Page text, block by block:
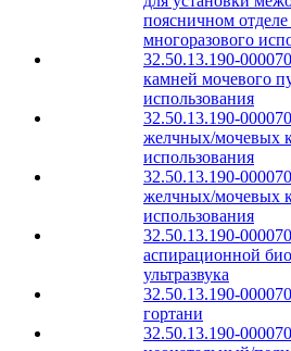
поясничном
многоразового
32.50.13.190-
камней мочевого
использования
32.50.13.190-
желчных/мочевых
использования
32.50.13.190-
желчных/мочевых
использования
32.50.13.190-
аспирационной
ультразвука
32.50.13.190-
гортани
32.50.13.190-